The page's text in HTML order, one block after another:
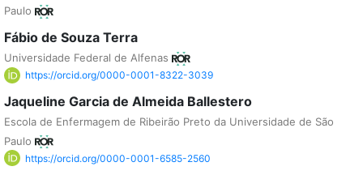
Paulo
Fábio de Souza Terra
Universidade Federal de Alfenas
https://orcid.org/0000-0001-8322-3039
Jaqueline Garcia de Almeida Ballestero
Escola de Enfermagem de Ribeirão Preto da Universidade de São
Paulo
https://orcid.org/0000-0001-6585-2560